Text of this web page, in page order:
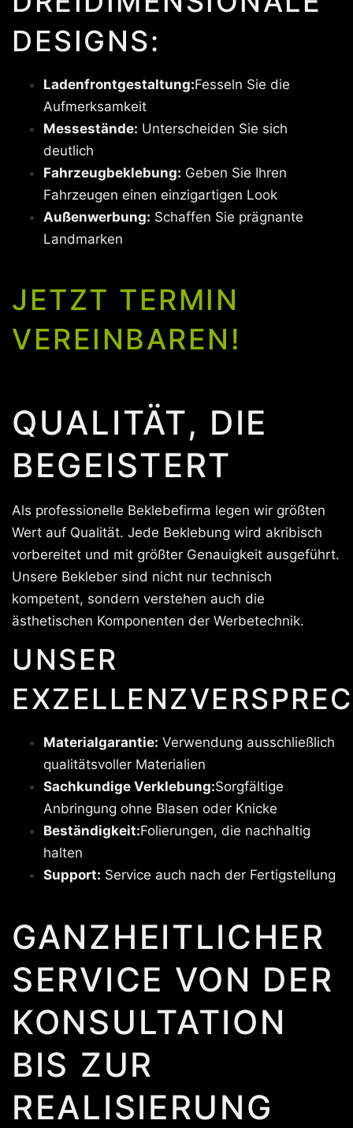
DESIGNS:
Ladenfrontgestaltung:Fesseln Sie die
Aufmerksamkeit
Messestände: Unterscheiden Sie sich
deutlich
Fahrzeugbeklebung: Geben Sie Ihren
Fahrzeugen einen einzigartigen Look
Außenwerbung: Schaffen Sie prägnante
Landmarken
JETZT TERMIN
VEREINBAREN!
QUALITÄT, DIE
BEGEISTERT
Als professionelle Beklebefirma legen wir größten
Wert auf Qualität. Jede Beklebung wird akribisch
vorbereitet und mit größter Genauigkeit ausgeführt.
Unsere Bekleber sind nicht nur technisch
kompetent, sondern verstehen auch die
ästhetischen Komponenten der Werbetechnik.
UNSER
Materialgarantie: Verwendung ausschließlich
qualitätsvoller Materialien
Sachkundige Verklebung:Sorgfältige
Anbringung ohne Blasen oder Knicke
Beständigkeit:Folierungen, die nachhaltig
halten
Support: Service auch nach der Fertigstellung
GANZHEITLICHER
SERVICE VON DER
KONSULTATION
BIS ZUR
REALISIERUNG